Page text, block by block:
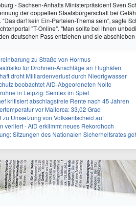
- Sachsen-Anhalts Ministerpräsident Sven
der doppelten Staatsbürgerschaft bei
"Das darf kein Ein-Parteien-Thema sein", sagte
"T-Online". "Man sollte bei ihnen
deutschen Pass entziehen und sie
zu Straße von Hormus
für Drohnen-Anschläge an Flughäfen
droht Milliardenverlust durch Niedrigwasser
beobachtet AfD-Abgeordneten Nolte
in Leipzig: Semtex im Spiel
kritisiert abschlagsfreie Rente nach 45 Jahren
vor Mallorca: 33,02 Grad
zu Umsetzung von Volksentscheid auf
verliert - AfD erklimmt neues Rekordhoch
Sitzungen des Nationalen Sicherheitsrates